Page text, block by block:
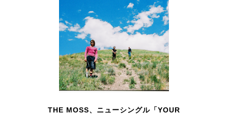
THE MOSS、ニューシングル「YOUR